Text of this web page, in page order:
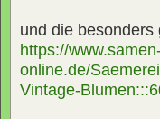
und die besonders
https://
online.de/
Vintage-